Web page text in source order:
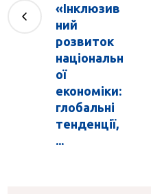
«Інклюзив
ний
розвиток
національн
ої
економіки:
глобальні
тенденції,
...